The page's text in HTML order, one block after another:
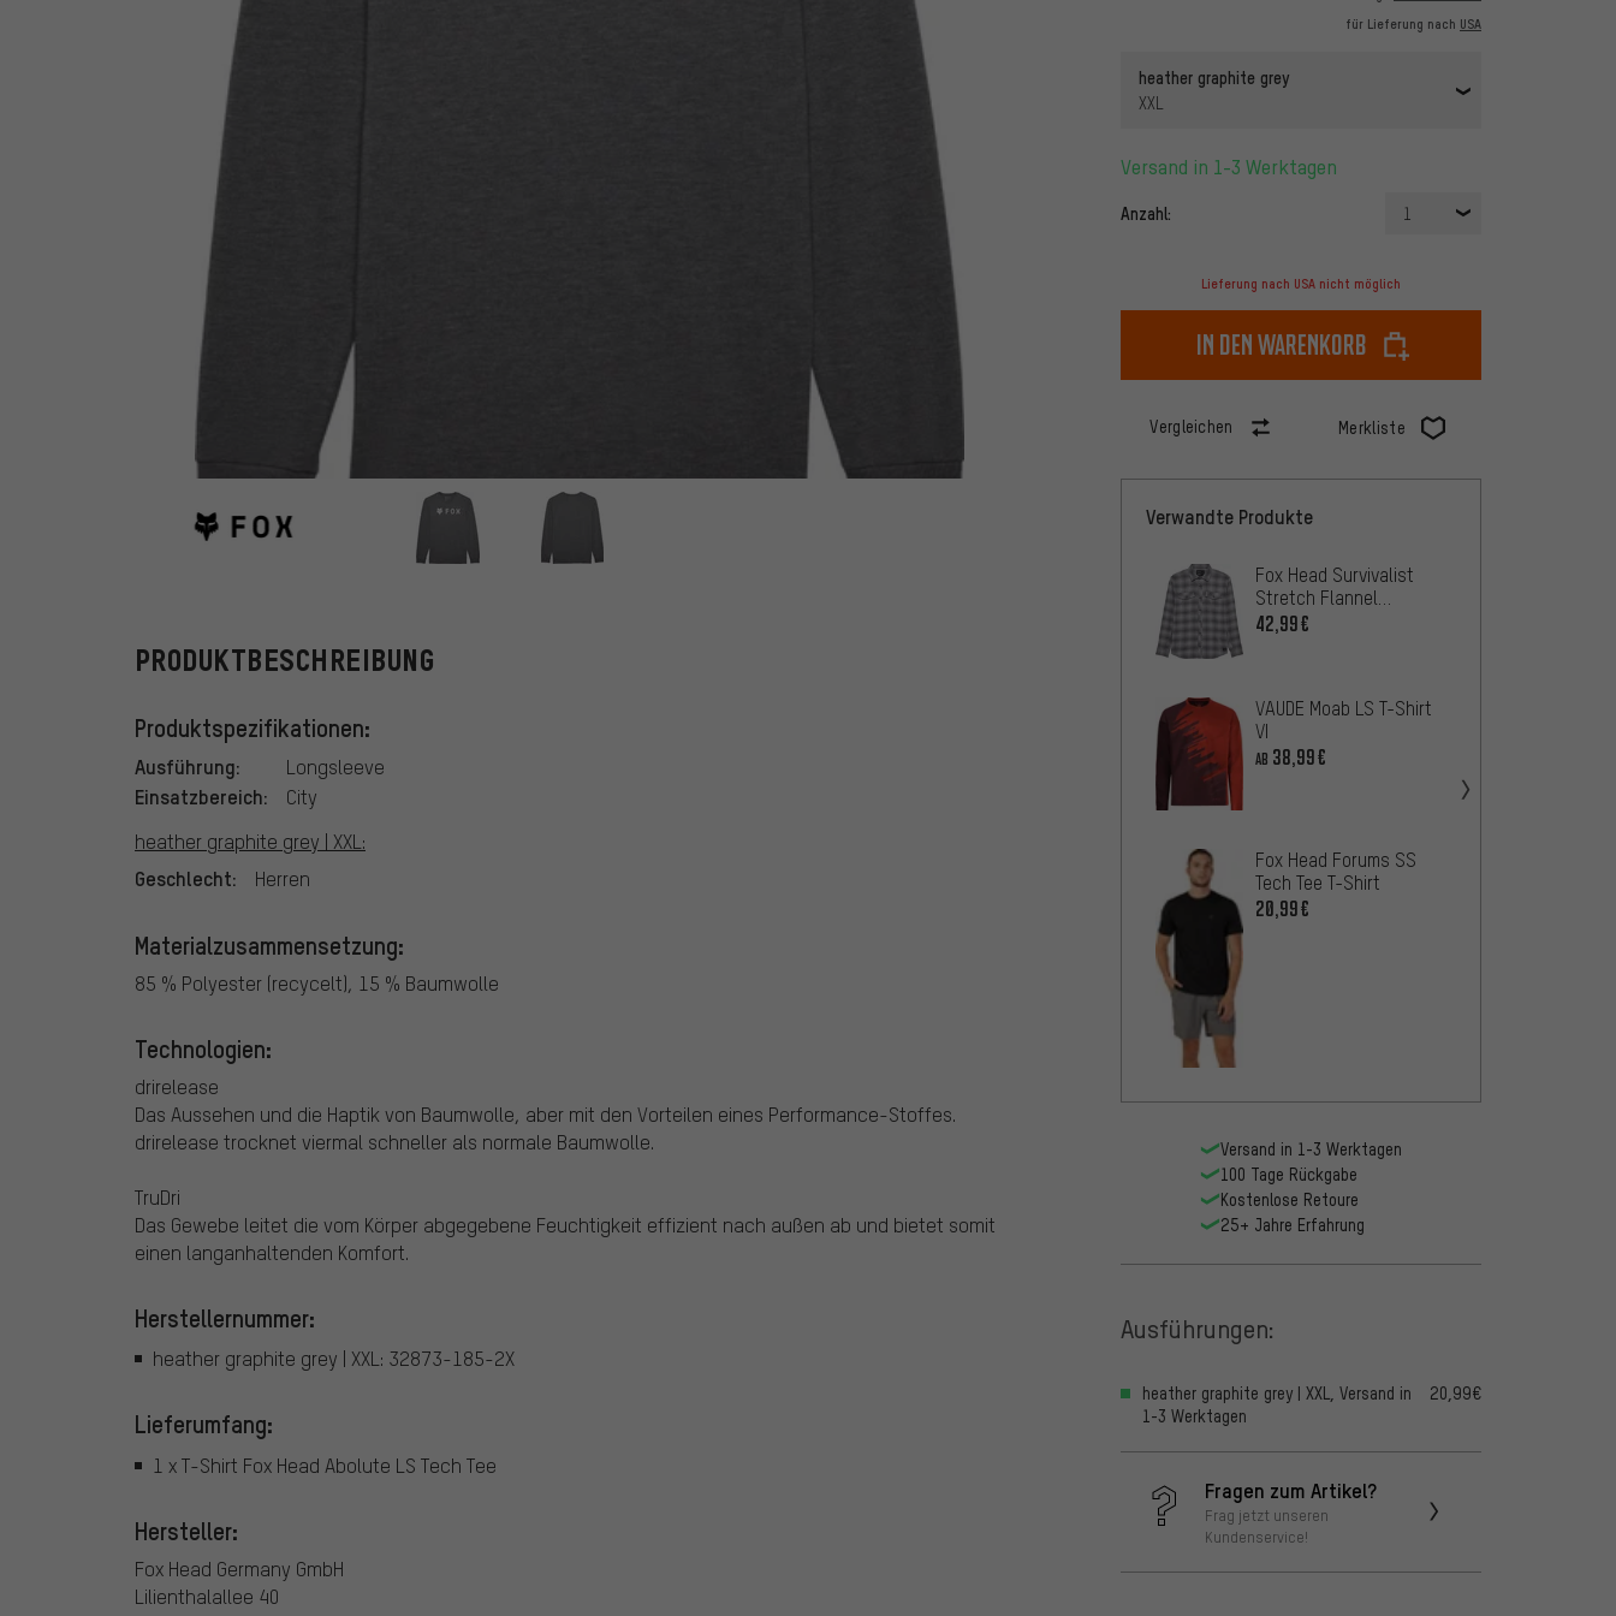
für Lieferung nach USA
heather graphite grey
XXL
Versand in 1-3 Werktagen
Anzahl: 1
Lieferung nach USA nicht möglich
In den Warenkorb
Vergleichen Merkliste
Fox Head
PRODUKTBESCHREIBUNG
Produktspezifikationen:
Ausführung: Longsleeve
Einsatzbereich:
City
heather graphite grey | XXL:
Geschlecht: Herren
Materialzusammensetzung:
85 % Polyester (recycelt), 15 % Baumwolle
Technologien:
drirelease
Das Aussehen und die Haptik von Baumwolle, aber mit den Vorteilen eines Performance-Stoffes.
drirelease trocknet viermal schneller als normale Baumwolle.
TruDri
Das Gewebe leitet die vom Körper abgegebene Feuchtigkeit effizient nach außen ab und bietet somit
einen langanhaltenden Komfort.
Herstellernummer:
heather graphite grey | XXL: 32873-185-2X
Lieferumfang:
1 x T-Shirt Fox Head Abolute LS Tech Tee
Hersteller:
Fox Head Germany GmbH
Lilienthalallee 40
Verwandte Produkte
Fox Head Survivalist
Stretch Flannel
Longsleeve Hemd
42,99€
VAUDE Moab LS T-Shirt
VI
AB 38,99€
Fox Head Forums SS
Tech Tee T-Shirt
20,99€
Versand in 1-3 Werktagen
100 Tage Rückgabe
Kostenlose Retoure
25+ Jahre Erfahrung
Ausführungen:
heather graphite grey | XXL, Versand in
1-3 Werktagen
20,99€
Fragen zum Artikel?
Frag jetzt unseren
Kundenservice!